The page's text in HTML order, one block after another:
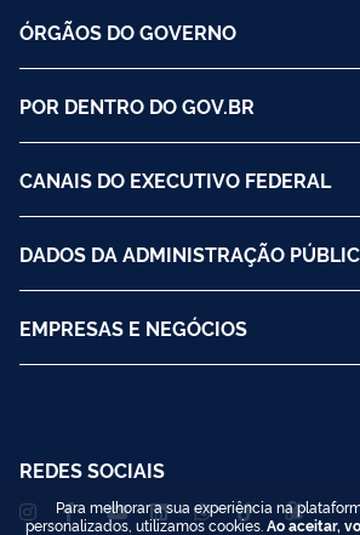
ÓRGÃOS DO GOVERNO
POR DENTRO DO GOV.BR
CANAIS DO EXECUTIVO FEDERAL
DADOS DA ADMINISTRAÇÃO
EMPRESAS E NEGÓCIOS
REDES SOCIAIS
Para melhorar a sua experiência na
personalizados, utilizamos cookies. Ao aceitar,